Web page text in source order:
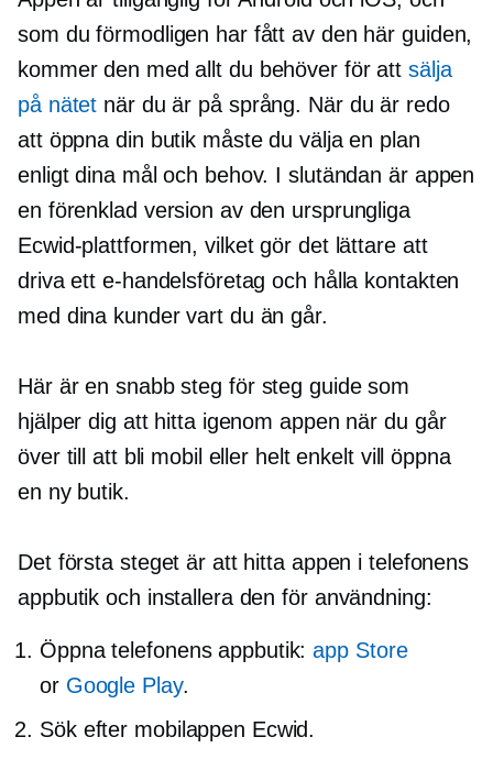
som du förmodligen har fått av den här guiden,
kommer den med allt du behöver för attsälja
på nätet när du är på språng. När du är redo
att öppna din butik måste du välja en plan
enligt dina mål och behov. I slutändan är appen
en förenklad version av den ursprungliga
Ecwid-plattformen, vilket gör det lättare att
driva ett e-handelsföretag och hålla kontakten
med dina kunder vart du än går.
Här är en snabbsteg för steg guide som
hjälper dig att hitta igenom appen när du går
över till att bli mobil eller helt enkelt vill öppna
en ny butik.
Det första steget är att hitta appen i telefonens
appbutik och installera den för användning:
Öppna telefonens appbutik:app Store
or Google Play.
Sök efter mobilappen Ecwid.